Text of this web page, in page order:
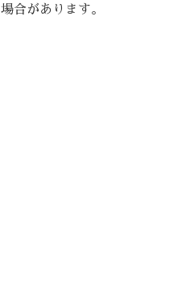
合があります。